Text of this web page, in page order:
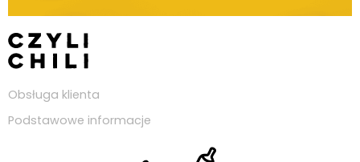
Obsługa klienta
Podstawowe informacje